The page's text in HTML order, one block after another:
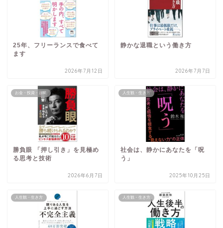
25年、フリーランスで食べて
ます
2026年7月12日
静かな退職という働き方
2026年7月7日
お金・投資・起業
勝負眼 「押し引き」を見極め
る思考と技術
2026年6月7日
人生観・生き方
社会は、静かにあなたを「呪
う」
2025年10月25日
人生観・生き方 人生観・生き方